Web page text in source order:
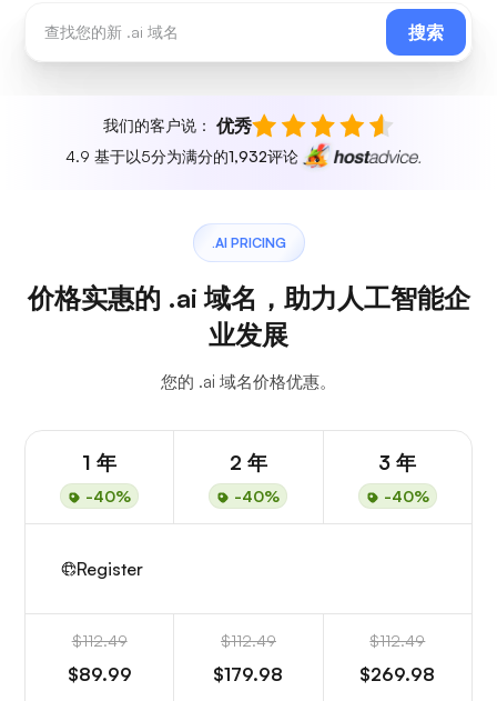
搜索
我们的客户说： 优秀
4.9 基于以5分为满分的1,932评论
.AI PRICING
价格实惠的 .ai 域名，助力人工智能企
业发展
您的 .ai 域名价格优惠。
1 年
-40%
2 年
-40%
3 年
-40%
Register
$112.49
$89.99
$112.49
$179.98
$112.49
$269.98